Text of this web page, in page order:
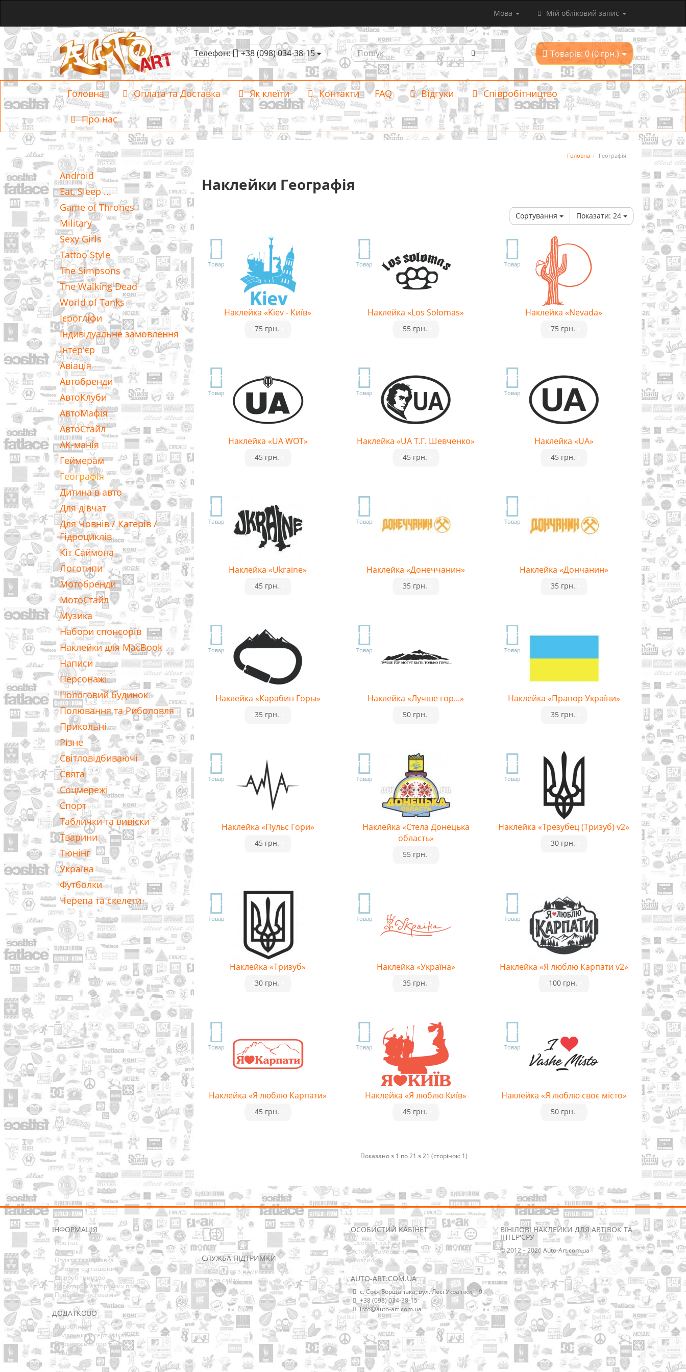
Мова Мій обліковий запис
Телефон: +38 (098) 034-38-15 Товарів: 0 (0 грн.)
Головна Оплата та Доставка Як клеїти Контакти FAQ Відгуки Співробітництво
Про нас
Категорії
Android
Eat, Sleep ...
Game of Thrones
Military
Sexy Girls
Tattoo Style
The Simpsons
The Walking Dead
World of Tanks
Ієрогліфи
Індивідуальне замовлення
Інтер'єр
Авіація
Автобренди
АвтоКлуби
АвтоМафія
АвтоСтайл
АК-манія
Геймерам
Географія
Дитина в авто
Для дівчат
Для Човнів / Катерів /
Гідроциклів
Кіт Саймона
Логотипи
Мотобренди
МотоСтайл
Музика
Набори спонсорів
Наклейки для MacBook
Написи
Персонажі
Пологовий будинок
Полювання та Риболовля
Прикольні
Різне
Світловідбиваючі
Свята
Соцмережі
Спорт
Таблички та вивіски
Тварини
Тюнінг
Україна
Футболки
Черепа та скелети
Головна Географія
Наклейки Географія
Сортування Показати: 24
TOP
Товар
Наклейка «Kiev - Київ»
75 грн.
TOP
Товар
Наклейка «Los Solomas»
55 грн.
TOP
Товар
Наклейка «Nevada»
75 грн.
TOP
Товар
Наклейка «UA WOT»
45 грн.
TOP
Товар
Наклейка «UA Т.Г. Шевченко»
45 грн.
TOP
Товар
Наклейка «UA»
45 грн.
TOP
Товар
Наклейка «Ukraine»
45 грн.
TOP
Товар
Наклейка «Донеччанин»
35 грн.
TOP
Товар
Наклейка «Дончанин»
35 грн.
TOP
Товар
Наклейка «Карабин Горы»
35 грн.
TOP
Товар
Наклейка «Лучше гор...»
50 грн.
TOP
Товар
Наклейка «Прапор України»
35 грн.
TOP
Товар
Наклейка «Пульс Гори»
45 грн.
TOP
Товар
Наклейка «Стела Донецька
область»
55 грн.
TOP
Товар
Наклейка «Трезубец (Тризуб) v2»
30 грн.
TOP
Товар
Наклейка «Тризуб»
30 грн.
TOP
Товар
Наклейка «Україна»
35 грн.
TOP
Товар
Наклейка «Я люблю Карпати v2»
100 грн.
TOP
Товар
Наклейка «Я люблю Карпати»
45 грн.
TOP
Товар
Наклейка «Я люблю Київ»
45 грн.
TOP
Товар
Наклейка «Я люблю своє місто»
50 грн.
Показано з 1 по 21 з 21 (сторінок: 1)
ІНФОРМАЦІЯ
Про нас
Доставка
Оплата та Доставка
Условия соглашения
Співробітництво
Володарям авторських прав
Повернення товарів
ДОДАТКОВО
Виробники
Подарункові сертифікати
Партнерська програма
Акції
СЛУЖБА ПІДТРИМКИ
Зв’язатися з нами
Мапа сайту
ОСОБИСТИЙ КАБІНЕТ
Особистий Кабінет
Історія замовлень
Розсилка
AUTO-ART.COM.UA
с. Соф. Борщагівка, вул. Лесі Українки, 19
+38 (098) 034-38-15
info@auto-art.com.ua
ВІНІЛОВІ НАКЛЕЙКИ ДЛЯ АВТІВОК ТА
ІНТЕР'ЄРУ
© 2012 – 2026 Auto-Art.com.ua